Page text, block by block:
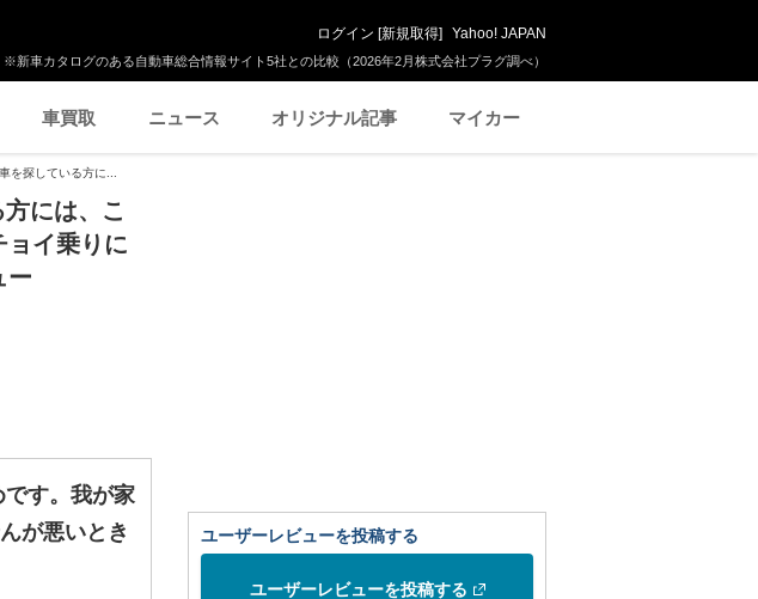
※新車カタログのある自動車総合情報サイト5社との比較（2026年2月株式会社プラグ調べ）
ログイン [新規取得] Yahoo! JAPAN
車買取 ニュース オリジナル記事 マイカー
を探している方に...
には、こ
ョイ乗りに
ー
す。我が家
が悪いとき
ユーザーレビューを投稿する
ユーザーレビューを投稿する